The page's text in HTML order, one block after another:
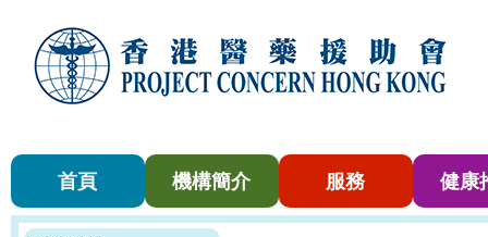
首頁 機構簡介 服務 健康